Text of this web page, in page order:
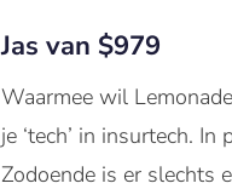
Jas van $979
Waarmee wil
je ‘tech’ in insurtech.
Zodoende is er slechts